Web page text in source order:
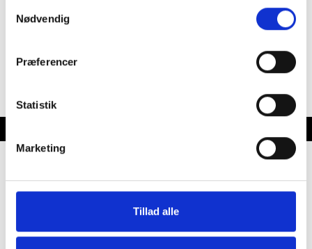
Nødvendig
Præferencer
Statistik
Marketing
Tillad alle
Enkelt aksel
Vindue i dør
Vinkelkøkken
Kassettetoilet